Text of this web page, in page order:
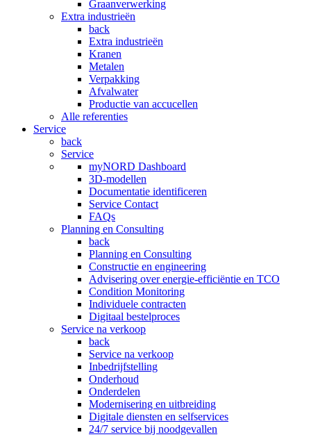
Graanverwerking
Extra industrieën
back
Extra industrieën
Kranen
Metalen
Verpakking
Afvalwater
Productie van accucellen
Alle referenties
Service
back
Service
myNORD Dashboard
3D-modellen
Documentatie identificeren
Service Contact
FAQs
Planning en Consulting
back
Planning en Consulting
Constructie en engineering
Advisering over energie-efficiëntie en TCO
Condition Monitoring
Individuele contracten
Digitaal bestelproces
Service na verkoop
back
Service na verkoop
Inbedrijfstelling
Onderhoud
Onderdelen
Modernisering en uitbreiding
Digitale diensten en selfservices
24/7 service bij noodgevallen